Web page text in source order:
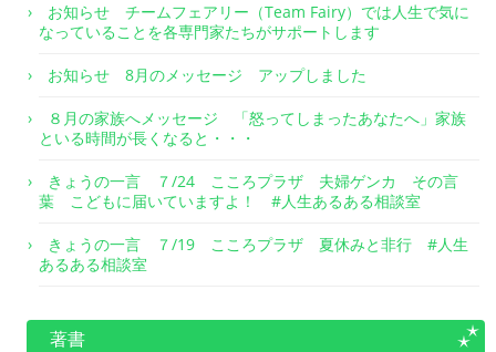
お知らせ チームフェアリー（Team Fairy）では人生で気に
なっていることを各専門家たちがサポートします
お知らせ 8月のメッセージ アップしました
８月の家族へメッセージ 「怒ってしまったあなたへ」家族
といる時間が長くなると・・・
きょうの一言 ７/24 こころプラザ 夫婦ゲンカ その言
葉 こどもに届いていますよ！ #人生あるある相談室
きょうの一言 ７/19 こころプラザ 夏休みと非行 #人生
あるある相談室
著書